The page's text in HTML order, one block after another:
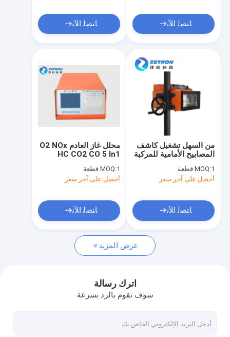
معلومات عنا
جولة في المعمل
مراقبة الجودة
اتصل بنا
اطلب اقتباس
محمول للكشف عن الغازات المتعددة
كاشف غاز مفرد محمول
كاشف الغاز الثابت
محلل غاز المداخن
ﺎﺘﺼﻟ ﺍﻶﻧ ﺎﺘﺼﻟ ﺍﻶﻧ
محلل غاز العادم O2 NOx
HC CO2 CO 5 In1
MOQ:1 قطعة
أحصل على آخر سعر
ﺎﺘﺼﻟ ﺍﻶﻧ
من السهل تشغيل كاشف
المصابيح الأمامية للمركبة
MOQ:1 قطعة
أحصل على آخر سعر
ﺎﺘﺼﻟ ﺍﻶﻧ
عرض المزيد
اترك رسالة
سوف نقوم بالرد بسرعة